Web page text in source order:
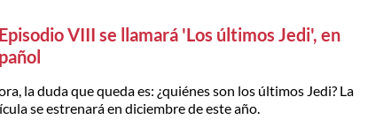
VIII se llamará 'Los últimos Jedi', en
la duda que queda es: ¿quiénes son los últimos Jedi? La
se estrenará en diciembre de este año.